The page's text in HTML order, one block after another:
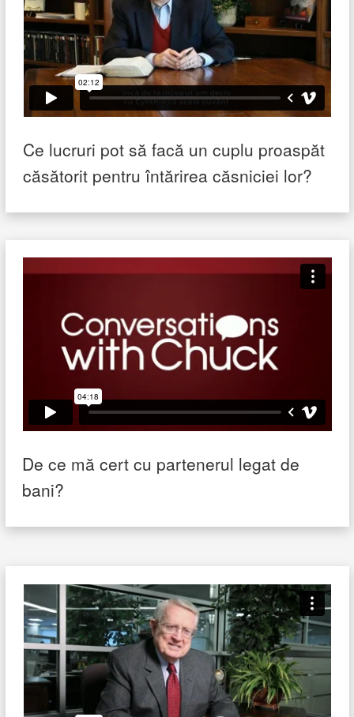
Ce lucruri pot să facă un cuplu proaspăt
căsătorit pentru întărirea căsniciei lor?
De ce mă cert cu partenerul legat de
bani?